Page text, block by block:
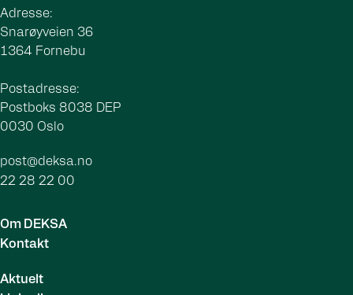
Adresse:
Snarøyveien 36
1364 Fornebu
Postadresse:
Postboks 8038 DEP
0030 Oslo
post@deksa.no
22 28 22 00
Om DEKSA
Kontakt
Aktuelt